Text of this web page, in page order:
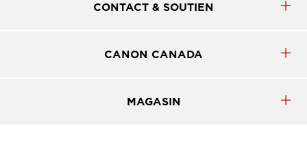
CONTACT & SOUTIEN
CANON CANADA
MAGASIN